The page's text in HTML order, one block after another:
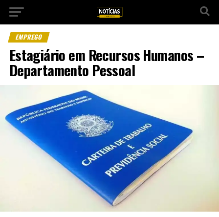
EMPREGO
Estagiário em Recursos Humanos –
Departamento Pessoal